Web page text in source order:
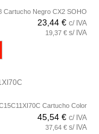
Cartucho Negro CX2 SOHO
23,44 € c/ IVA
19,37 € s/ IVA
Cartucho Color
45,54 € c/ IVA
37,64 € s/ IVA